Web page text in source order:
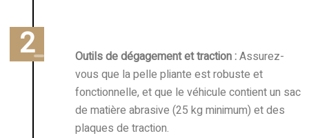
Outils de dégagement et traction :Assurez-
vous que la pelle pliante est robuste et
fonctionnelle, et que le véhicule contient un sac
de matière abrasive (25 kg minimum) et des
plaques de traction.